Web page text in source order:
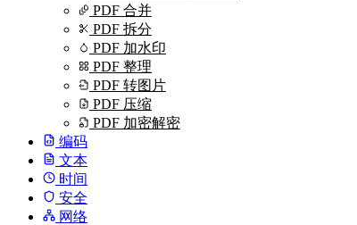
PDF 合并
PDF 拆分
PDF 加水印
PDF 整理
PDF 转图片
PDF 压缩
PDF 加密解密
编码
文本
时间
安全
网络